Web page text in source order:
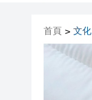
首頁 > 文化